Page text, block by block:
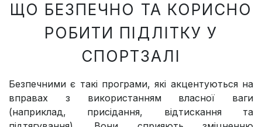
ЩО БЕЗПЕЧНО ТА КОРИСНО
РОБИТИ ПІДЛІТКУ У
СПОРТЗАЛІ
Безпечними є такі програми, які акцентуються на
вправах з використанням власної ваги
(наприклад, присідання, відтискання та